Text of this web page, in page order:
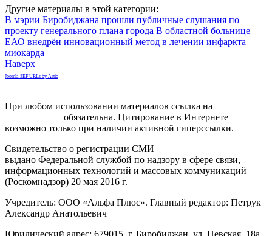
Другие материалы в этой категории:
В мэрии Биробиджана прошли публичные слушания по
проекту генерального плана города В областной больнице
ЕАО внедрён инновационный метод в лечении инфаркта
миокарда
Наверх
Joomla SEF URLs by Artio
При любом использовании материалов ссылка на
обязательна. Цитирование в Интернете
возможно только при наличии активной гиперссылки.
Свидетельство о регистрации СМИ
выдано Федеральной службой по надзору в сфере связи,
информационных технологий и массовых коммуникаций
(Роскомнадзор) 20 мая 2016 г.
Учредитель: ООО «Альфа Плюс». Главный редактор: Петрук
Александр Анатольевич
Юридический адрес: 679015, г. Биробиджан, ул. Невская, 18а,